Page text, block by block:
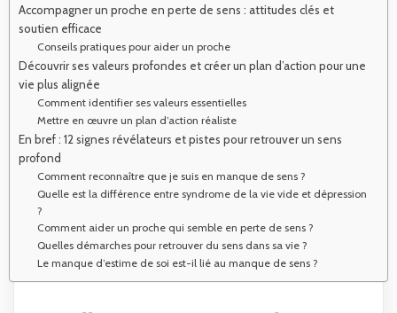
Accompagner un proche en perte de sens : attitudes clés et
soutien efficace
Conseils pratiques pour aider un proche
Découvrir ses valeurs profondes et créer un plan d’action pour une
vie plus alignée
Comment identifier ses valeurs essentielles
Mettre en œuvre un plan d’action réaliste
En bref : 12 signes révélateurs et pistes pour retrouver un sens
profond
Comment reconnaître que je suis en manque de sens ?
Quelle est la différence entre syndrome de la vie vide et dépression
?
Comment aider un proche qui semble en perte de sens ?
Quelles démarches pour retrouver du sens dans sa vie ?
Le manque d’estime de soi est-il lié au manque de sens ?